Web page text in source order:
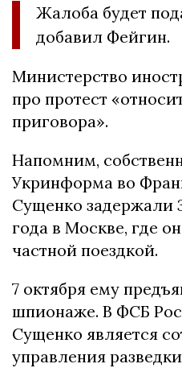
Жалоба будет
добавил Фейгин.
Министерство
про протест
приговора».
Напомним,
Укринформа во
Сущенко задержали
года в Москве, где
частной поездкой.
7 октября ему
шпионаже. В ФСБ
Сущенко является
управления